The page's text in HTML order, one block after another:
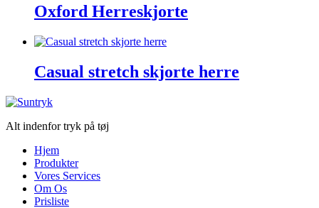
Oxford Herreskjorte
Casual stretch skjorte herre
Alt indenfor tryk på tøj
Hjem
Produkter
Vores Services
Om Os
Prisliste